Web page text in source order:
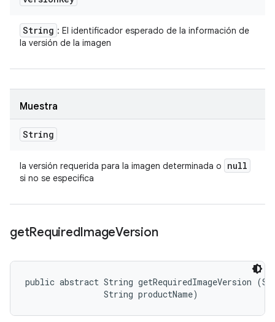
String : El identificador esperado de la información de
la versión de la imagen
Muestra
String
la versión requerida para la imagen determinada o null
si no se especifica
getRequiredImageVersion
public abstract String getRequiredImageVersion
                String productName)